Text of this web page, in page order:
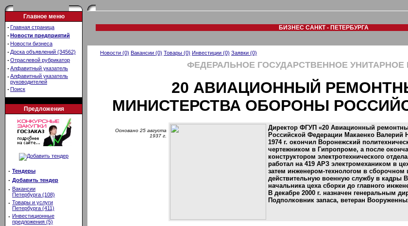
Главное меню
· Главная страница
· Новости предприятий
· Новости бизнеса
· Доска объявлений (34562)
· Отраслевой рубрикатор
· Алфавитный указатель
· Алфавитный указатель
руководителей
· Поиск
Предложения
· Тендеры
· Добавить тендер
· Вакансии
Петербурга (108)
· Товары и услуги
Петербурга (411)
· Инвестиционные
предложения (5)
БИЗНЕС САНКТ - ПЕТЕРБУРГА
Новости (0) Вакансии (0) Товары (0) Инвестиции (0) Заявки (0)
ФЕДЕРАЛЬНОЕ ГОСУДАРСТВЕННОЕ УНИТАРНОЕ
20 АВИАЦИОННЫЙ
МИНИСТЕРСТВА ОБОРОНЫ
Основано 25 августа
1937 г.
Директор ФГУП «20 Авиационный
Российской Федерации Макаенко Валерий
1974 г. окончил Воронежский
чертежником в Гипропроме, а после
конструктором электротехнического
работал на 419 АРЗ электромехаником в
затем инженером-технологом в сборочном
действительную военную службу в кадры
начальника цеха сборки до главного
В декабре 2000 г. назначен генеральным
Подполковник запаса, ветеран